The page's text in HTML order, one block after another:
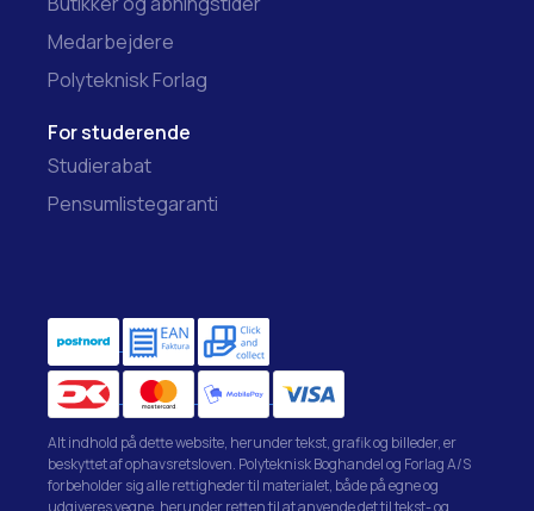
Medarbejdere
Polyteknisk Forlag
For studerende
Studierabat
Pensumlistegaranti
Alt indhold på dette website, herunder tekst, grafik og billeder, er
beskyttet af ophavsretsloven. Polyteknisk Boghandel og Forlag A/S
forbeholder sig alle rettigheder til materialet, både på egne og